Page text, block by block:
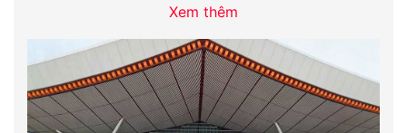
tạo chụp hình với cung điện Potala theo phong
cách riêng của mình.
Đoàn ăn tối & nhận phòng khách sạn nghỉ ngơi.
Trùng Khánh: 1 0h20 - 1
- Hồ Chí Minh: 20h25-23h15
Đoàn về đến sân bay Tân Sơn Nhất, Quý khách làm
thủ tục nhập cảnh vào Việt Nam. Chào tạm biệt và
hẹn gặp lại Quý khách ở chương trình sau.
Xem thêm